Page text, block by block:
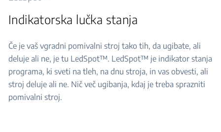
Indikatorska lučka stanja
Če je vaš vgradni pomivalni stroj tako tih, da ugibate, ali
deluje ali ne, je tu LedSpot™. LedSpot™ je indikator stanja
programa, ki sveti na tleh, na dnu stroja, in vas obvesti, ali
stroj deluje ali ne. Nič več ugibanja, kdaj je treba sprazniti
pomivalni stroj.